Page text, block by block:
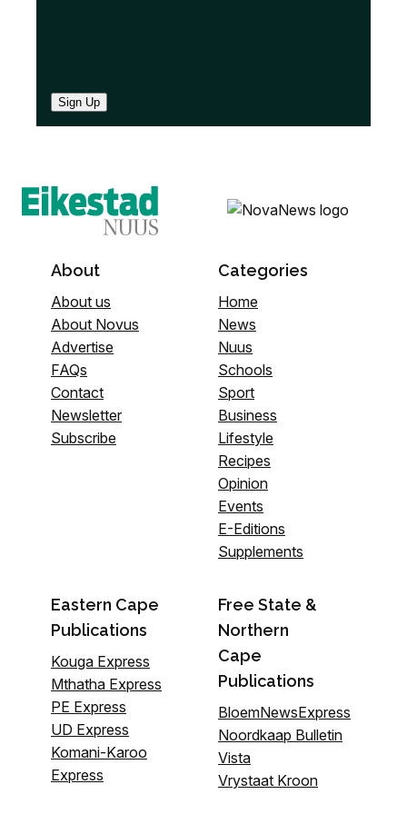
Sign Up
About
About us
About Novus
Advertise
FAQs
Contact
Newsletter
Subscribe
Categories
Home
News
Nuus
Schools
Sport
Business
Lifestyle
Recipes
Opinion
Events
E-Editions
Supplements
Eastern Cape
Publications
Kouga Express
Mthatha Express
PE Express
UD Express
Komani-Karoo
Express
Free State &
Northern
Cape
Publications
BloemNewsExpress
Noordkaap Bulletin
Vista
Vrystaat Kroon